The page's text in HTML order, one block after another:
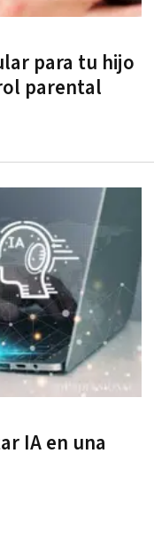
para tu hijo
parental
IA en una